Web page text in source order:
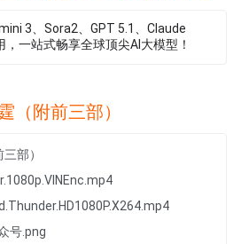
3、Sora2、GPT 5.1、Claude
一站式畅享全球顶尖AI大模型！
（附前三部）
部）
号.png